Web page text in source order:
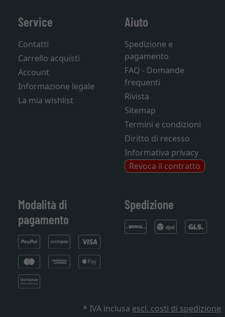
Service
Contatti
Carrello acquisti
Account
Informazione legale
La mia wishlist
Aiuto
Spedizione e
pagamento
FAQ - Domande
frequenti
Rivista
Sitemap
Termini e condizioni
Diritto di recesso
Informativa privacy
Revoca il contratto
Modalità di
pagamento
Spedizione
* IVA inclusa escl. costi di spedizione